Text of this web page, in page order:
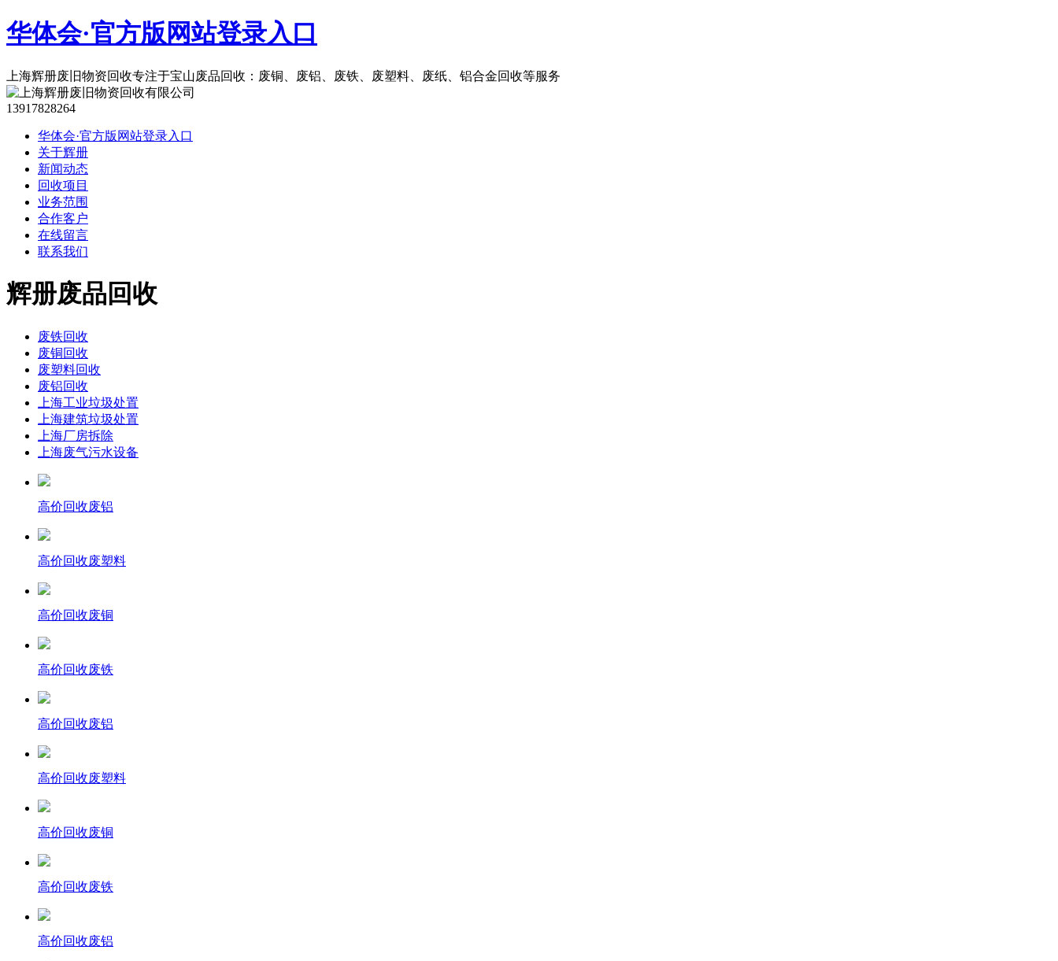
华体会·官方版网站登录入口
上海辉册废旧物资回收专注于宝山废品回收：废铜、废铝、废铁、废塑料、废纸、铝合金回收等服务
13917828264
华体会·官方版网站登录入口
关于辉册
新闻动态
回收项目
业务范围
合作客户
在线留言
联系我们
辉册废品回收
废铁回收
废铜回收
废塑料回收
废铝回收
上海工业垃圾处置
上海建筑垃圾处置
上海厂房拆除
上海废气污水设备
高价回收废铝
高价回收废塑料
高价回收废铜
高价回收废铁
高价回收废铝
高价回收废塑料
高价回收废铜
高价回收废铁
高价回收废铝